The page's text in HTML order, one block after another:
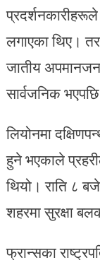
प्रदर्शनकारीहरूले
लगाएका थिए।
जातीय
सार्वजनिक
लियोनमा
हुने भएकाले
थियो। राति ८
शहरमा सुरक्षा
फ्रान्सका